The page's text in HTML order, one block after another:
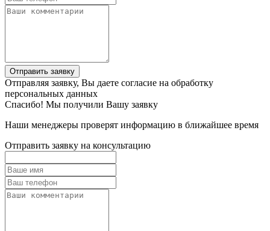
Отправить заявку
Отправляя заявку, Вы даете согласие на обработку
персональных данных
Спасибо! Мы получили Вашу заявку
Наши менеджеры проверят информацию в ближайшее время
Отправить заявку на консультацию